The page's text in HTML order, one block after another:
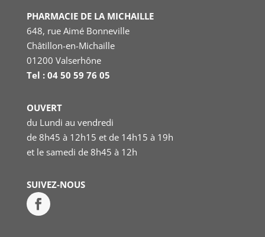
PHARMACIE DE LA MICHAILLE
648, rue Aimé Bonneville
Châtillon-en-Michaille
01200 Valserhône
Tel : 04 50 59 76 05
OUVERT
du Lundi au vendredi
de 8h45 à 12h15 et de 14h15 à 19h
et le samedi de 8h45 à 12h
SUIVEZ-NOUS